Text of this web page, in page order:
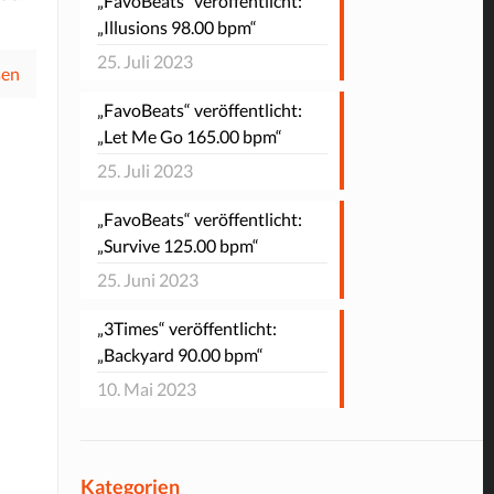
„Illusions 98.00 bpm“
25. Juli 2023
„FavoBeats“ veröffentlicht:
„Let Me Go 165.00 bpm“
25. Juli 2023
„FavoBeats“ veröffentlicht:
„Survive 125.00 bpm“
25. Juni 2023
„3Times“ veröffentlicht:
„Backyard 90.00 bpm“
10. Mai 2023
Kategorien